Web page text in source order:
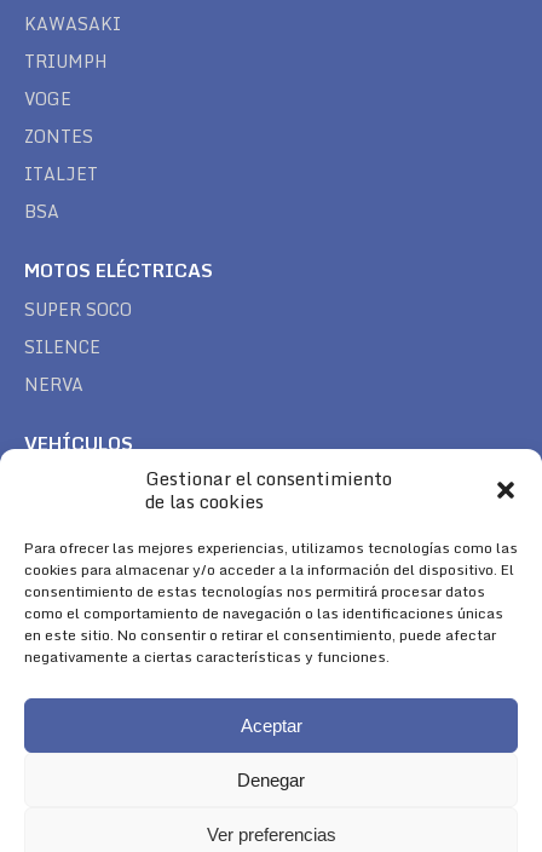
Gestionar el consentimiento
de las cookies
Para ofrecer las mejores experiencias, utilizamos tecnologías como las
cookies para almacenar y/o acceder a la información del dispositivo. El
consentimiento de estas tecnologías nos permitirá procesar datos
como el comportamiento de navegación o las identificaciones únicas
en este sitio. No consentir o retirar el consentimiento, puede afectar
negativamente a ciertas características y funciones.
Aceptar
Denegar
Ver preferencias
KAWASAKI
TRIUMPH
VOGE
ZONTES
ITALJET
BSA
MOTOS ELÉCTRICAS
SUPER SOCO
SILENCE
NERVA
VEHÍCULOS
TREK
SÍGUENOS
Encuéntranos en:
Facebook
page
YouTube
page
Instagram
page